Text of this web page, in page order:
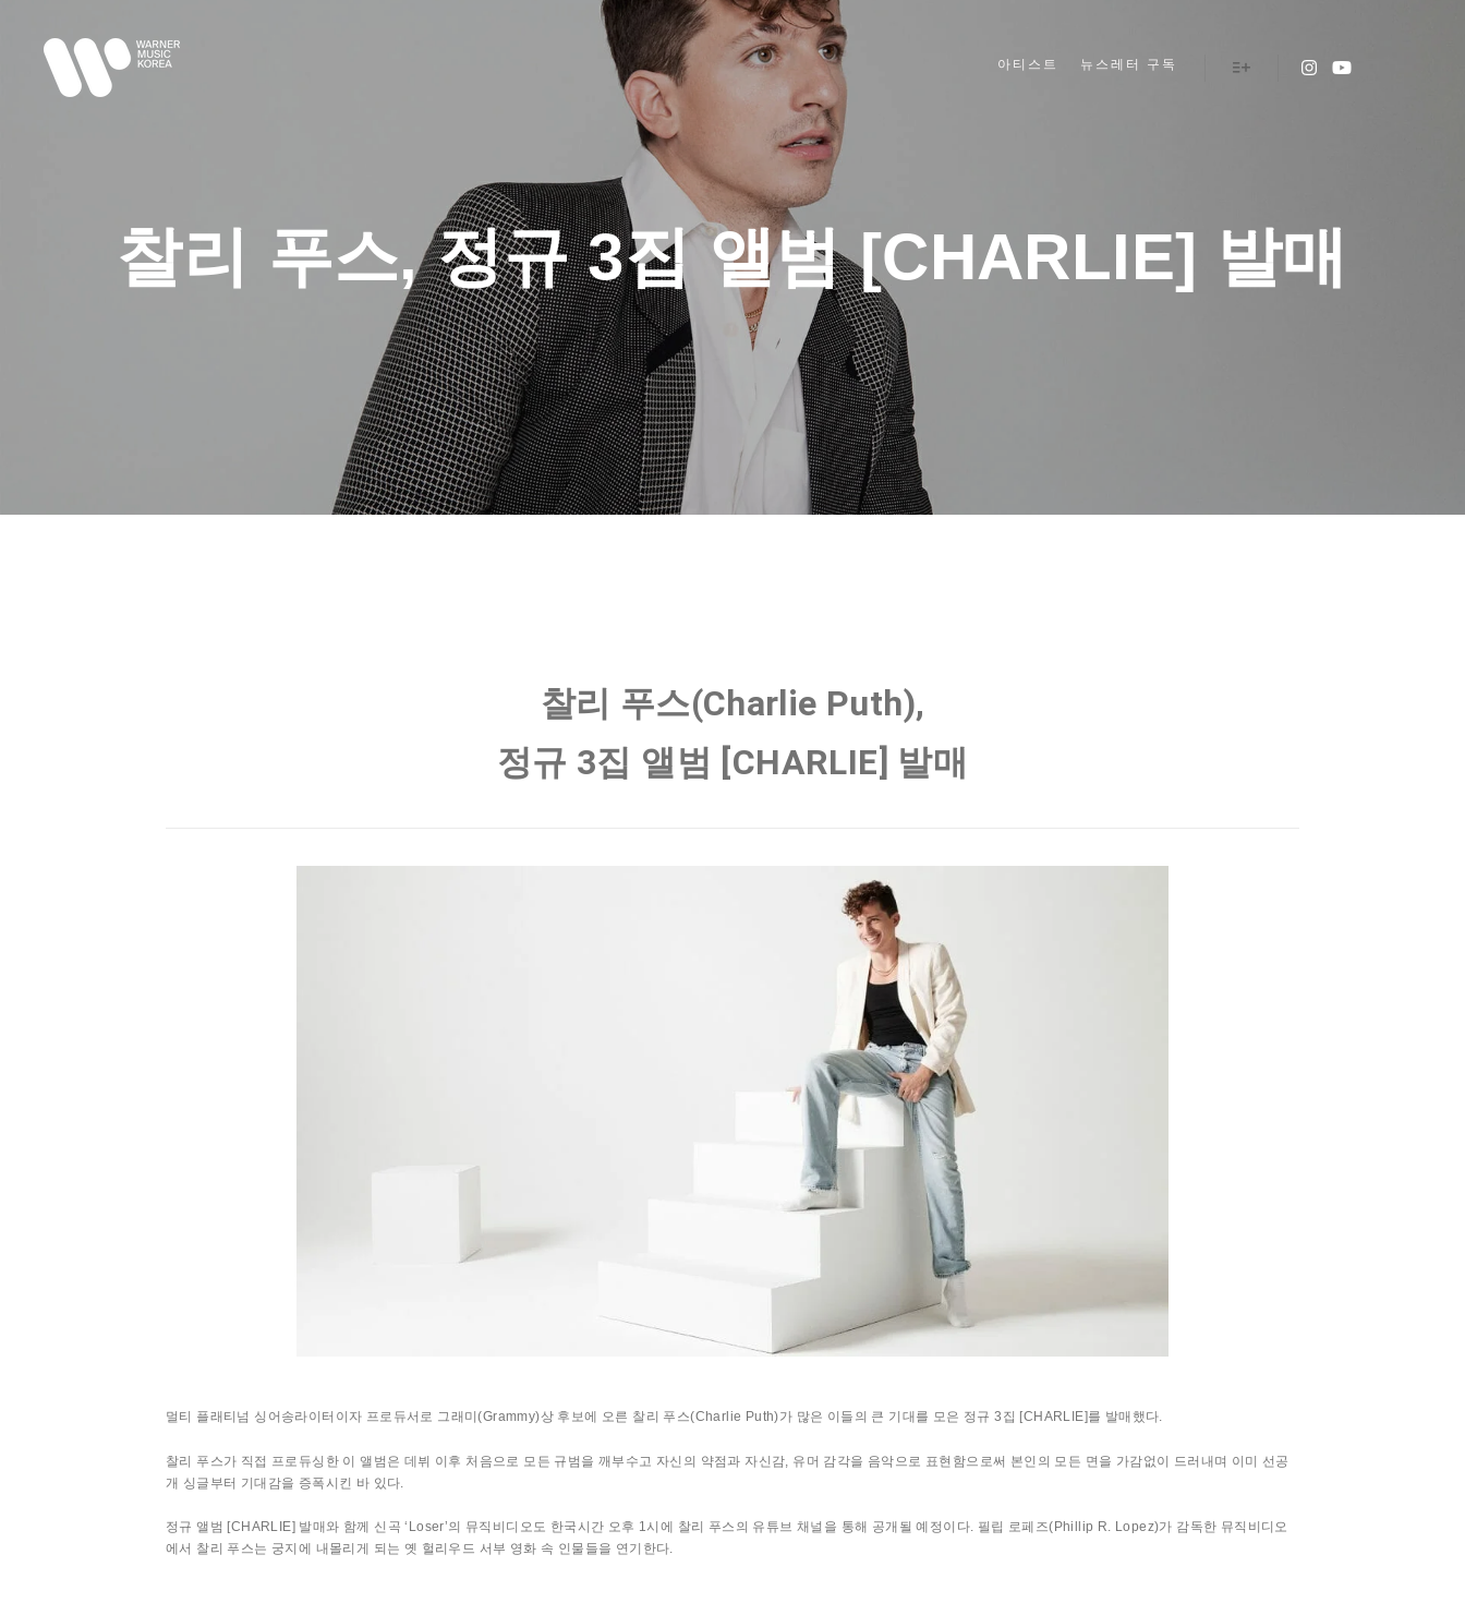
아티스트 뉴스레터 구독
찰리 푸스, 정규 3집 앨범 [CHARLIE] 발매
찰리 푸스(Charlie Puth),
정규 3집 앨범 [CHARLIE] 발매
멀티 플래티넘 싱어송라이터이자 프로듀서로 그래미(Grammy)상 후보에 오른 찰리 푸스(Charlie Puth)가 많은 이들의 큰 기대를 모은 정규 3집 [CHARLIE]를 발매했다.
찰리 푸스가 직접 프로듀싱한 이 앨범은 데뷔 이후 처음으로 모든 규범을 깨부수고 자신의 약점과 자신감, 유머 감각을 음악으로 표현함으로써 본인의 모든 면을 가감없이 드러내며 이미 선공
개 싱글부터 기대감을 증폭시킨 바 있다.
정규 앨범 [CHARLIE] 발매와 함께 신곡 ‘Loser’의 뮤직비디오도 한국시간 오후 1시에 찰리 푸스의 유튜브 채널을 통해 공개될 예정이다. 필립 로페즈(Phillip R. Lopez)가 감독한 뮤직비디오
에서 찰리 푸스는 궁지에 내몰리게 되는 옛 헐리우드 서부 영화 속 인물들을 연기한다.